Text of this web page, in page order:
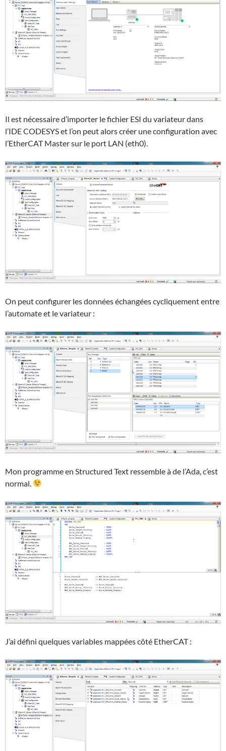
Il est nécessaire d’importer le fichier ESI du variateur dans
l’IDE CODESYS et l’on peut alors créer une configuration avec
l’EtherCAT Master sur le port LAN (eth0).
On peut configurer les données échangées cycliquement entre
l’automate et le variateur :
Mon programme en Structured Text ressemble à de l’Ada, c’est
normal.
J’ai défini quelques variables mappées côté EtherCAT :